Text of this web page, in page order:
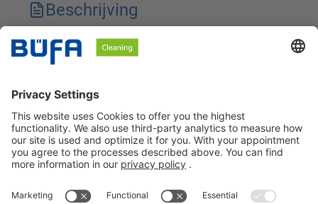
Beschrijving
Technische kenmerken
Veiligheidsinstructies